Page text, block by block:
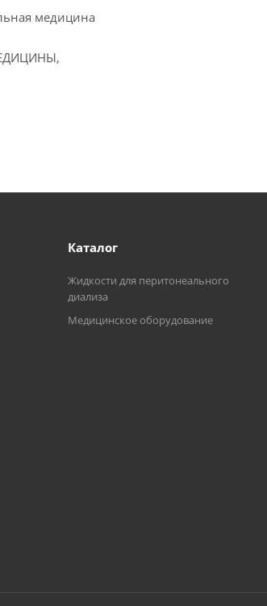
медицина
Каталог
Жидкости для перитонеального
диализа
Медицинское оборудование